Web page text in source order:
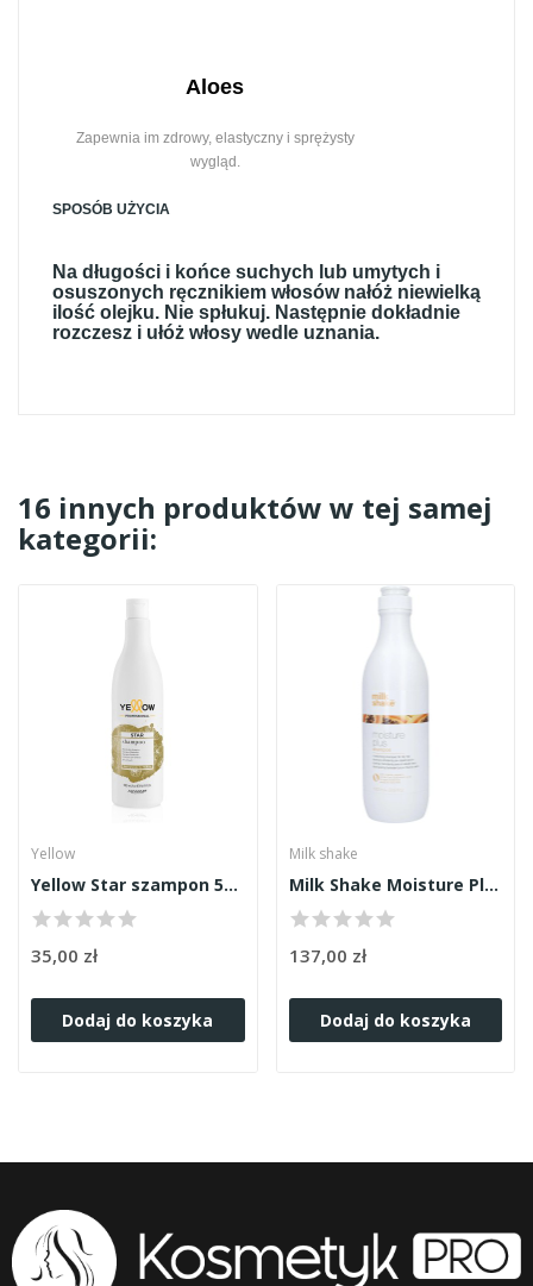
Aloes
Zapewnia im zdrowy, elastyczny i sprężysty
wygląd.
SPOSÓB UŻYCIA
Na długości i końce suchych lub umytych i
osuszonych ręcznikiem włosów nałóż niewielką
ilość olejku. Nie spłukuj. Następnie dokładnie
rozczesz i ułóż włosy wedle uznania.
16 innych produktów w tej samej
kategorii:
Yellow
Yellow Star szampon 500ml
35,00 zł
Dodaj do koszyka
Milk shake
Milk Shake Moisture Plus szampon 1000ml
137,00 zł
Dodaj do koszyka